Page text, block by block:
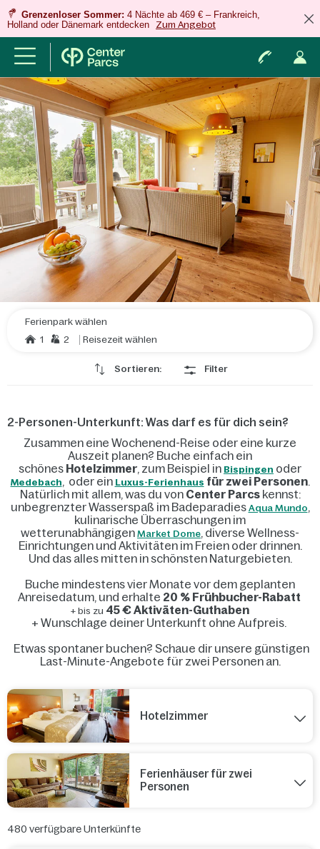
Grenzenloser Sommer: 4 Nächte ab 469 € – Frankreich,
Holland oder Dänemark entdecken
Zum Angebot
Ferienpark wählen
1
2 Reisezeit wählen
Sortieren: Filter
2-Personen-Unterkunft: Was darf es für dich sein?
Zusammen eine Wochenend-Reise oder eine kurze
Auszeit planen? Buche einfach ein
schönes Hotelzimmer, zum Beispiel in Bispingen oder
Medebach, oder ein Luxus-Ferienhaus für zwei Personen.
Natürlich mit allem, was du von Center Parcskennst:
unbegrenzter Wasserspaß im Badeparadies Aqua Mundo,
kulinarische Überraschungen im
wetterunabhängigen Market Dome, diverse Wellness-
Einrichtungen und Aktivitäten im Freien oder drinnen.
Und das alles mitten in schönsten Naturgebieten.
Buche mindestens vier Monate vor dem geplanten
Anreisedatum, und erhalte 20 % Frühbucher-Rabatt
+ bis zu 45 € Aktiväten-Guthaben
+ Wunschlage deiner Unterkunft ohne Aufpreis.
Etwas spontaner buchen? Schaue dir unsere günstigen
Last-Minute-Angebote für zwei Personen an.
Hotelzimmer
Ferienhäuser für zwei
Personen
480 verfügbare Unterkünfte